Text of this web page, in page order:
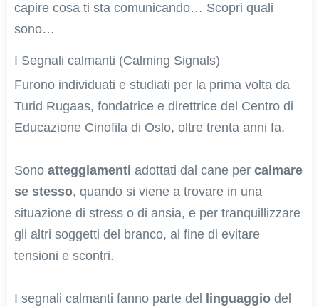
capire cosa ti sta comunicando… Scopri quali
sono…
I Segnali calmanti (Calming Signals)
Furono individuati e studiati per la prima volta da
Turid Rugaas, fondatrice e direttrice del Centro di
Educazione Cinofila di Oslo, oltre trenta anni fa.
Sono atteggiamenti adottati dal cane per calmare
se stesso, quando si viene a trovare in una
situazione di stress o di ansia, e per tranquillizzare
gli altri soggetti del branco, al fine di evitare
tensioni e scontri.
I segnali calmanti fanno parte del linguaggio del